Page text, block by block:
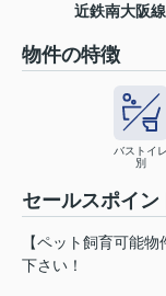
近鉄南大阪線
物件の特徴
バストイレ
別
セールスポイン
【ペット飼育可能
下さい！